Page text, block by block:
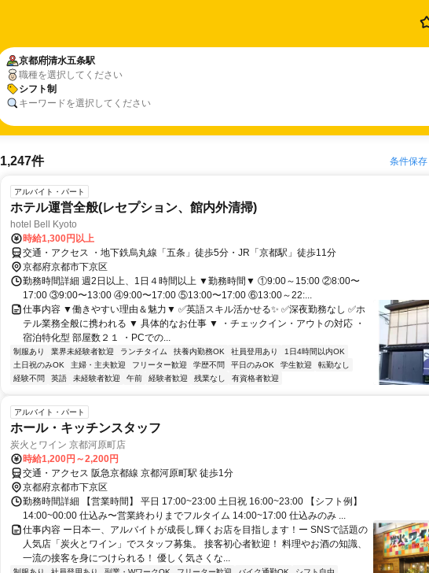
京都府清水五条駅
職種を選択してください
シフト制
キーワードを選択してください
1,247件 条件保存
アルバイト・パート
ホテル運営全般(レセプション、館内外清掃)
hotel Bell Kyoto
時給1,300円以上
交通・アクセス ・地下鉄烏丸線「五条」徒歩5分・JR「京都駅」徒歩11分
京都府京都市下京区
勤務時間詳細 週2日以上、1日４時間以上 ▼勤務時間▼ ①9:00～15:00 ②8:00〜
17:00 ③9:00〜13:00 ④9:00〜17:00 ⑤13:00〜17:00 ⑥13:00～22:...
仕事内容 ▼働きやすい理由＆魅力▼ ✅英語スキル活かせる✨ ✅深夜勤務なし ✅ホ
テル業務全般に携われる ▼ 具体的なお仕事 ▼ ・チェックイン・アウトの対応 ・
宿泊特化型 部屋数２１ ・PCでの...
制服あり 業界未経験者歓迎 ランチタイム 扶養内勤務OK 社員登用あり
1日4時間以内OK
土日祝のみOK
主婦・主夫歓迎 フリーター歓迎 学歴不問 平日のみOK 学生歓迎
転勤なし
経験不問
英語 未経験者歓迎 午前 経験者歓迎 残業なし 有資格者歓迎
アルバイト・パート
ホール・キッチンスタッフ
炭火とワイン 京都河原町店
時給1,200円～2,200円
交通・アクセス 阪急京都線 京都河原町駅 徒歩1分
京都府京都市下京区
勤務時間詳細 【営業時間】 平日 17:00~23:00 土日祝 16:00~23:00 【シフト例】
14:00~00:00 仕込み〜営業終わりまでフルタイム 14:00~17:00 仕込みのみ ...
仕事内容 ー日本一、アルバイトが成長し輝くお店を目指します！ー SNSで話題の
人気店「炭火とワイン」でスタッフ募集。 接客初心者歓迎！ 料理やお酒の知識、
一流の接客を身につけられる！ 優しく気さくな...